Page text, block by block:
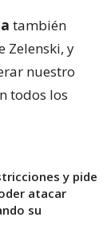
también
Zelenski, y
nuestro
todos los
y pide
atacar
su